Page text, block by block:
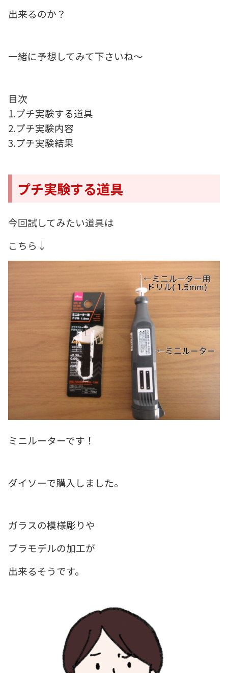
出来るのか？
一緒に予想してみて下さいね〜
目次
1.プチ実験する道具
2.プチ実験内容
3.プチ実験結果
プチ実験する道具
今回試してみたい道具は
こちら↓
ミニルーターです！
ダイソーで購入しました。
ガラスの模様彫りや
プラモデルの加工が
出来るそうです。